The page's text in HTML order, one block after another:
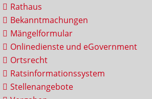
Rathaus
Bekanntmachungen
Mängelformular
Onlinedienste und eGovernment
Ortsrecht
Ratsinformationssystem
Stellenangebote